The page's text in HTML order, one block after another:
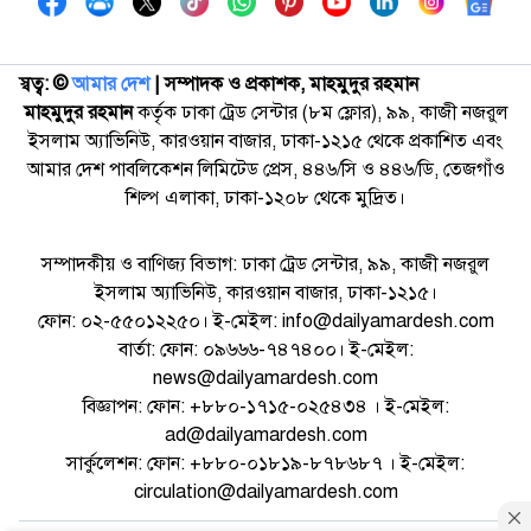
স্বত্ব: ©️আমার দেশ| সম্পাদক ও প্রকাশক, মাহমুদুর রহমান
মাহমুদুর রহমানকর্তৃক ঢাকা ট্রেড সেন্টার (৮ম ফ্লোর), ৯৯, কাজী নজরুল
ইসলাম অ্যাভিনিউ, কারওয়ান বাজার, ঢাকা-১২১৫ থেকে প্রকাশিত এবং
আমার দেশ পাবলিকেশন লিমিটেড প্রেস, ৪৪৬/সি ও ৪৪৬/ডি, তেজগাঁও
শিল্প এলাকা, ঢাকা-১২০৮ থেকে মুদ্রিত।
সম্পাদকীয় ও বাণিজ্য বিভাগ: ঢাকা ট্রেড সেন্টার, ৯৯, কাজী নজরুল
ইসলাম অ্যাভিনিউ, কারওয়ান বাজার, ঢাকা-১২১৫।
ফোন: ০২-৫৫০১২২৫০। ই-মেইল: info@dailyamardesh.com
বার্তা: ফোন: ০৯৬৬৬-৭৪৭৪০০। ই-মেইল:
news@dailyamardesh.com
বিজ্ঞাপন: ফোন: +৮৮০-১৭১৫-০২৫৪৩৪ । ই-মেইল:
ad@dailyamardesh.com
সার্কুলেশন: ফোন: +৮৮০-০১৮১৯-৮৭৮৬৮৭ । ই-মেইল:
circulation@dailyamardesh.com